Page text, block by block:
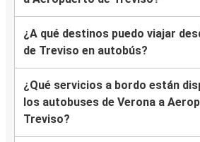
¿A qué destinos puedo viajar
de Treviso en autobús?
¿Qué servicios a bordo están
los autobuses de Verona a
Treviso?